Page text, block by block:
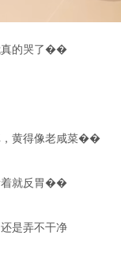
真的哭了��
，黄得像老咸菜��
着就反胃��
是弄不干净